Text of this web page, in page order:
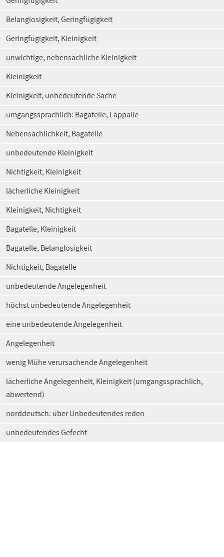
Belanglosigkeit, Geringfügigkeit
Geringfügigkeit, Kleinigkeit
unwichtige, nebensächliche Kleinigkeit
Kleinigkeit
Kleinigkeit, unbedeutende Sache
umgangssprachlich: Bagatelle, Lappalie
Nebensächlichkeit, Bagatelle
unbedeutende Kleinigkeit
Nichtigkeit, Kleinigkeit
lächerliche Kleinigkeit
Kleinigkeit, Nichtigkeit
Bagatelle, Kleinigkeit
Bagatelle, Belanglosigkeit
Nichtigkeit, Bagatelle
unbedeutende Angelegenheit
höchst unbedeutende Angelegenheit
eine unbedeutende Angelegenheit
Angelegenheit
wenig Mühe verursachende Angelegenheit
lächerliche Angelegenheit, Kleinigkeit (umgangssprachlich,
abwertend)
norddeutsch: über Unbedeutendes reden
unbedeutendes Gefecht